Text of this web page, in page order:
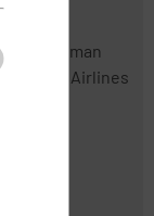
Tasman
Cargo Airlines